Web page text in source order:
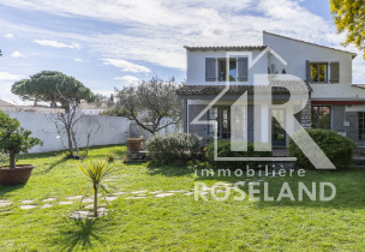
5KM 10KM 25KM
RECHERCHER